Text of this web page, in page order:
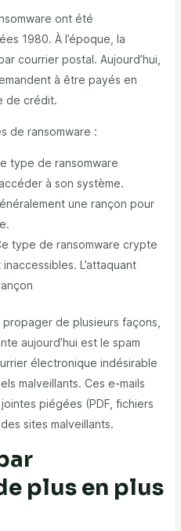
ont été
1980. À l’époque, la
courrier postal. Aujourd’hui,
à être payés en
de crédit.
de ransomware :
type de ransomware
à son système.
une rançon pour
type de ransomware crypte
L’attaquant
de plusieurs façons,
aujourd’hui est le spam
électronique indésirable
malveillants. Ces e-mails
piégées (PDF, fichiers
sites malveillants.
plus en plus